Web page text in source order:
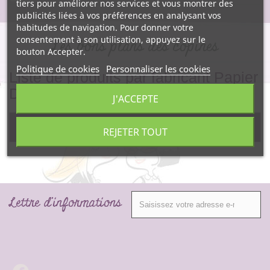
Les bons plans des copines
Liste de produits par fabricant Papier
Pas de produit pour ce fabricant.
tiers pour améliorer nos services et vous montrer des
publicités liées à vos préférences en analysant vos
habitudes de navigation. Pour donner votre
consentement à son utilisation, appuyez sur le
bouton Accepter.
Politique de cookies Personnaliser les cookies
REJETER TOUT
J'ACCEPTE
Lettre d'informations